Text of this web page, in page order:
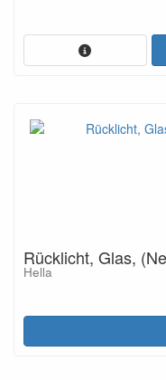
Rücklicht, Glas,
Hella